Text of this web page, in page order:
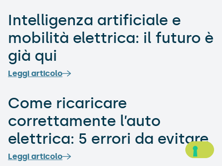
Intelligenza artificiale e
mobilità elettrica: il futuro è
già qui
Leggi articolo
Come ricaricare
correttamente l’auto
elettrica: 5 errori da evitare
Leggi articolo